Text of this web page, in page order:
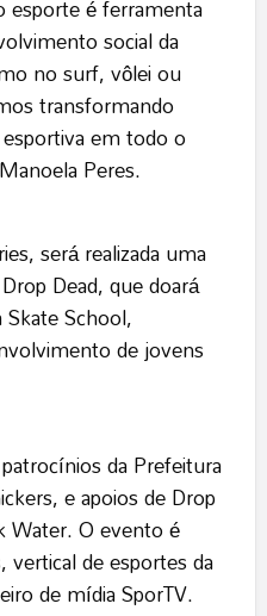
esporte é ferramenta
social da
no surf, vôlei ou
transformando
em todo o
Peres.
será realizada uma
Dead, que doará
Skate School,
de jovens
da Prefeitura
e apoios de Drop
Water. O evento é
vertical de esportes da
de mídia SporTV.